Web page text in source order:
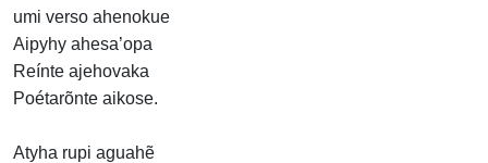
umi verso ahenokue
Aipyhy ahesa’opa
Reínte ajehovaka
Poétarõnte aikose.
Atyha rupi aguahẽ